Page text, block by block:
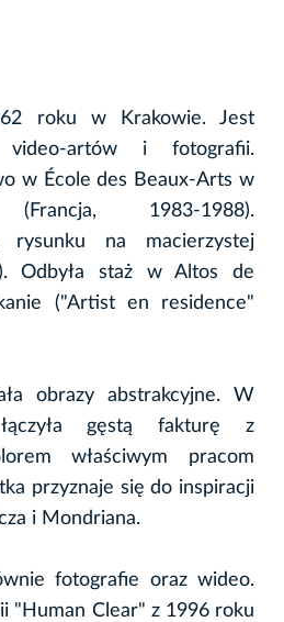
roku w Krakowie. Jest
video-artów i fotografii.
w École des Beaux-Arts w
(Francja, 1983-1988).
rysunku na macierzystej
Odbyła staż w Altos de
("Artist en residence"
obrazy abstrakcyjne. W
gęstą fakturę z
właściwym pracom
przyznaje się do inspiracji
i Mondriana.
fotografie oraz wideo.
"Human Clear" z 1996 roku